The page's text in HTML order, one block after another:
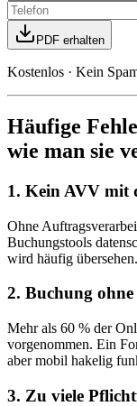
PDF erhalten
Kostenlos · Kein
Häufige
wie man sie
1. Kein AVV mit
Ohne
Buchungstools
wird häufig übersehen.
2. Buchung
Mehr als 60 % der
vorgenommen. Ein
aber mobil hakelig
3. Zu viele